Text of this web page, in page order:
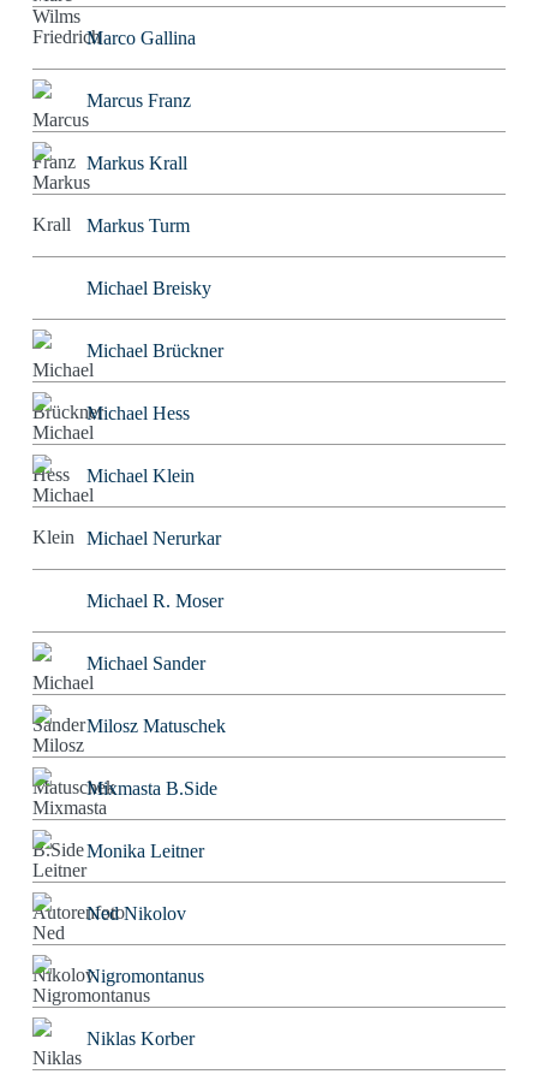
Marco Gallina
Marcus Franz
Markus Krall
Markus Turm
Michael Breisky
Michael Brückner
Michael Hess
Michael Klein
Michael Nerurkar
Michael R. Moser
Michael Sander
Milosz Matuschek
Mixmasta B.Side
Monika Leitner
Ned Nikolov
Nigromontanus
Niklas Korber